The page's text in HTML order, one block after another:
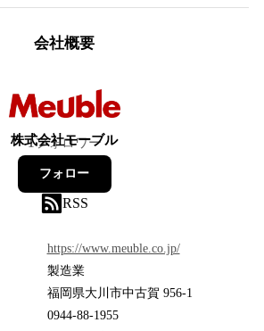
会社概要
株式会社モーブル
1フォロワー
フォロー
RSS
https://www.meuble.co.jp/
製造業
福岡県大川市中古賀 956-1
0944-88-1955